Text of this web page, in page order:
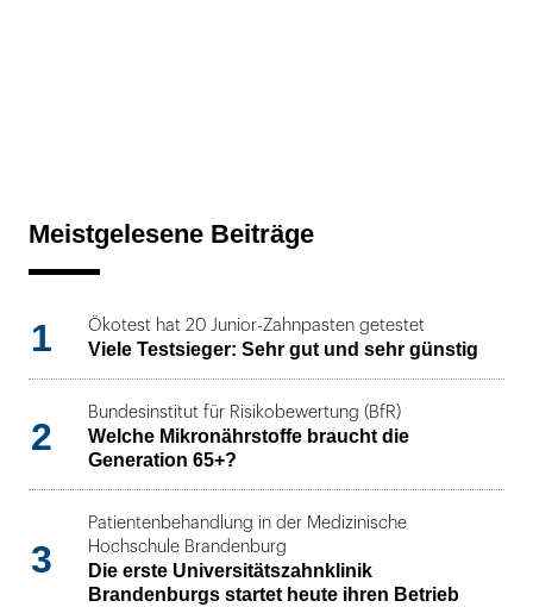
Meistgelesene Beiträge
1 Ökotest hat 20 Junior-Zahnpasten getestet
Viele Testsieger: Sehr gut und sehr günstig
2
Bundesinstitut für Risikobewertung (BfR)
Welche Mikronährstoffe braucht die
Generation 65+?
3
Patientenbehandlung in der Medizinische
Hochschule Brandenburg
Die erste Universitätszahnklinik
Brandenburgs startet heute ihren Betrieb